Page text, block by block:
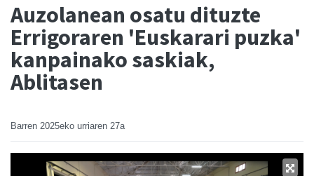
Auzolanean osatu dituzte
Errigoraren 'Euskarari puzka'
kanpainako saskiak,
Ablitasen
Barren 2025eko urriaren 27a